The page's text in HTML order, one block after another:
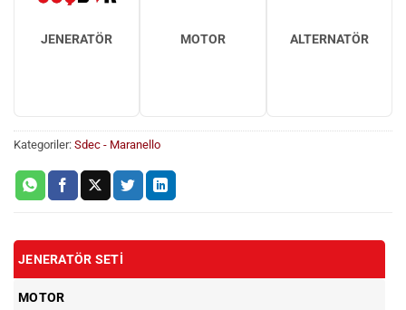
JENERATÖR MOTOR ALTERNATÖR
Kategoriler: Sdec - Maranello
JENERATÖR SETI
MOTOR